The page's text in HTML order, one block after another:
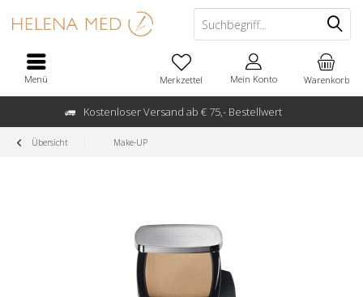
Kostenloser Versand ab € 75,- Bestellwert
Warenkorb
Merkzettel Mein Konto
Menü
Übersicht Make-UP